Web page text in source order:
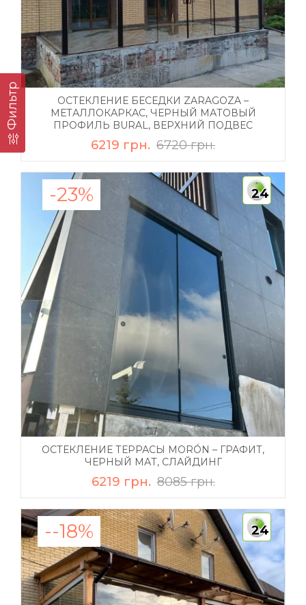
Фильтр
ОСТЕКЛЕНИЕ БЕСЕДКИ ZARAGOZA –
МЕТАЛЛОКАРКАС, ЧЕРНЫЙ МАТОВЫЙ
ПРОФИЛЬ BURAL, ВЕРХНИЙ ПОДВЕС
6219 грн. 6720 грн.
-23% 24
ОСТЕКЛЕНИЕ ТЕРРАСЫ MORÓN – ГРАФИТ,
ЧЕРНЫЙ МАТ, СЛАЙДИНГ
6219 грн. 8085 грн.
--18% 24